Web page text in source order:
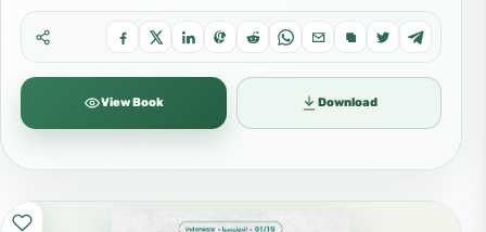
View Book Download